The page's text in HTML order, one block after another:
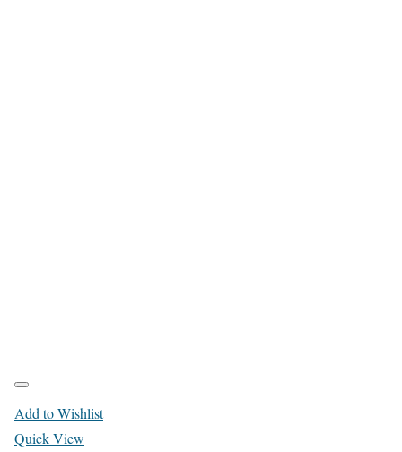
Add to Wishlist
Quick View